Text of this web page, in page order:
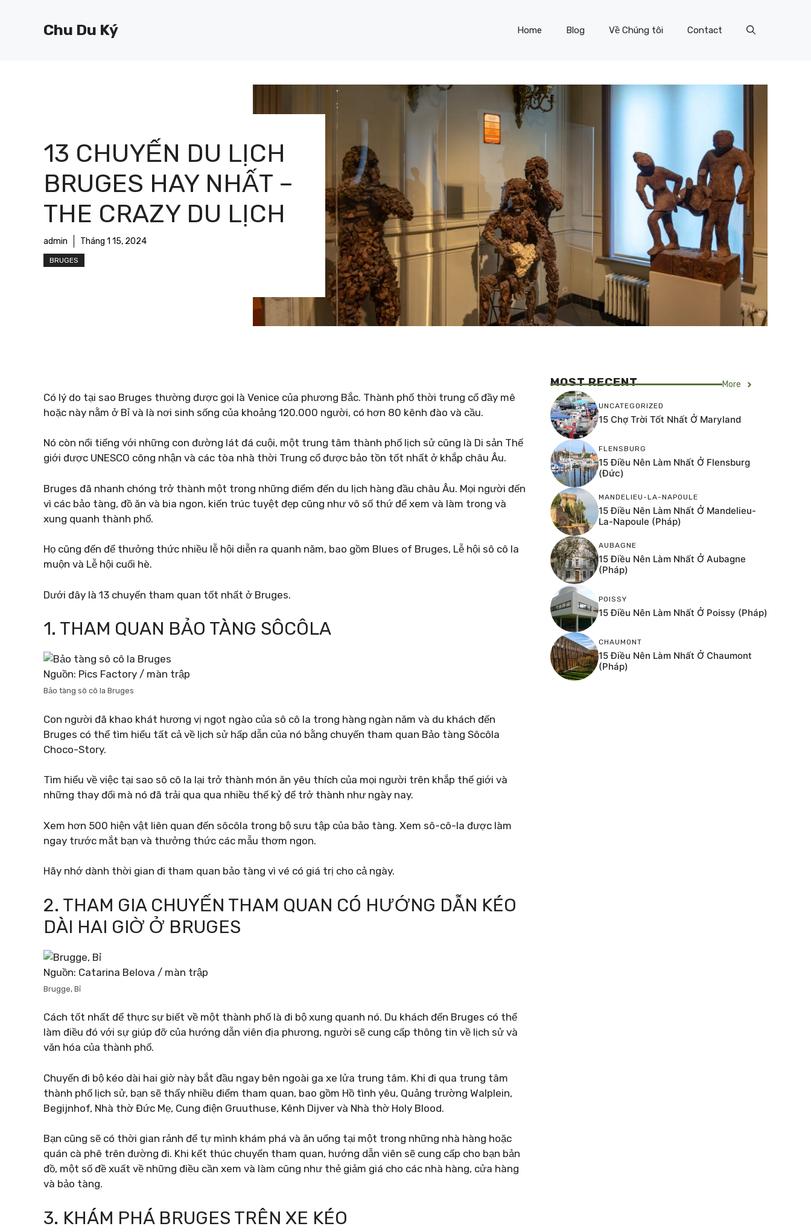
Chu Du Ký Home Blog Về Chúng tôi Contact
13 CHUYẾN DU LỊCH
BRUGES HAY NHẤT –
THE CRAZY DU LỊCH
admin Tháng 1 15, 2024
BRUGES
Có lý do tại sao Bruges thường được gọi là Venice của phương Bắc. Thành phố thời trung cổ đầy mê
hoặc này nằm ở Bỉ và là nơi sinh sống của khoảng 120.000 người, có hơn 80 kênh đào và cầu.
Nó còn nổi tiếng với những con đường lát đá cuội, một trung tâm thành phố lịch sử cũng là Di sản Thế
giới được UNESCO công nhận và các tòa nhà thời Trung cổ được bảo tồn tốt nhất ở khắp châu Âu.
Bruges đã nhanh chóng trở thành một trong những điểm đến du lịch hàng đầu châu Âu. Mọi người đến
vì các bảo tàng, đồ ăn và bia ngon, kiến ​​trúc tuyệt đẹp cũng như vô số thứ để xem và làm trong và
xung quanh thành phố.
Họ cũng đến để thưởng thức nhiều lễ hội diễn ra quanh năm, bao gồm Blues of Bruges, Lễ hội sô cô la
muộn và Lễ hội cuối hè.
Dưới đây là 13 chuyến tham quan tốt nhất ở Bruges.
1. THAM QUAN BẢO TÀNG SÔCÔLA
Nguồn: Pics Factory / màn trập
Bảo tàng sô cô la Bruges
Con người đã khao khát hương vị ngọt ngào của sô cô la trong hàng ngàn năm và du khách đến
Bruges có thể tìm hiểu tất cả về lịch sử hấp dẫn của nó bằng chuyến tham quan Bảo tàng Sôcôla
Choco-Story.
Tìm hiểu về việc tại sao sô cô la lại trở thành món ăn yêu thích của mọi người trên khắp thế giới và
những thay đổi mà nó đã trải qua qua nhiều thế kỷ để trở thành như ngày nay.
Xem hơn 500 hiện vật liên quan đến sôcôla trong bộ sưu tập của bảo tàng. Xem sô-cô-la được làm
ngay trước mắt bạn và thưởng thức các mẫu thơm ngon.
Hãy nhớ dành thời gian đi tham quan bảo tàng vì vé có giá trị cho cả ngày.
2. THAM GIA CHUYẾN THAM QUAN CÓ HƯỚNG DẪN KÉO
DÀI HAI GIỜ Ở BRUGES
Nguồn: Catarina Belova / màn trập
Brugge, Bỉ
Cách tốt nhất để thực sự biết về một thành phố là đi bộ xung quanh nó. Du khách đến Bruges có thể
làm điều đó với sự giúp đỡ của hướng dẫn viên địa phương, người sẽ cung cấp thông tin về lịch sử và
văn hóa của thành phố.
Chuyến đi bộ kéo dài hai giờ này bắt đầu ngay bên ngoài ga xe lửa trung tâm. Khi đi qua trung tâm
thành phố lịch sử, bạn sẽ thấy nhiều điểm tham quan, bao gồm Hồ tình yêu, Quảng trường Walplein,
Begijnhof, Nhà thờ Đức Mẹ, Cung điện Gruuthuse, Kênh Dijver và Nhà thờ Holy Blood.
Bạn cũng sẽ có thời gian rảnh để tự mình khám phá và ăn uống tại một trong những nhà hàng hoặc
quán cà phê trên đường đi. Khi kết thúc chuyến tham quan, hướng dẫn viên sẽ cung cấp cho bạn bản
đồ, một số đề xuất về những điều cần xem và làm cũng như thẻ giảm giá cho các nhà hàng, cửa hàng
và bảo tàng.
3. KHÁM PHÁ BRUGES TRÊN XE KÉO
MOST RECENT More
UNCATEGORIZED
15 Chợ Trời Tốt Nhất Ở Maryland
FLENSBURG
15 Điều Nên Làm Nhất Ở Flensburg
(Đức)
MANDELIEU-LA-NAPOULE
15 Điều Nên Làm Nhất Ở Mandelieu-
La-Napoule (Pháp)
AUBAGNE
15 Điều Nên Làm Nhất Ở Aubagne
(Pháp)
POISSY
15 Điều Nên Làm Nhất Ở Poissy (Pháp)
CHAUMONT
15 Điều Nên Làm Nhất Ở Chaumont
(Pháp)